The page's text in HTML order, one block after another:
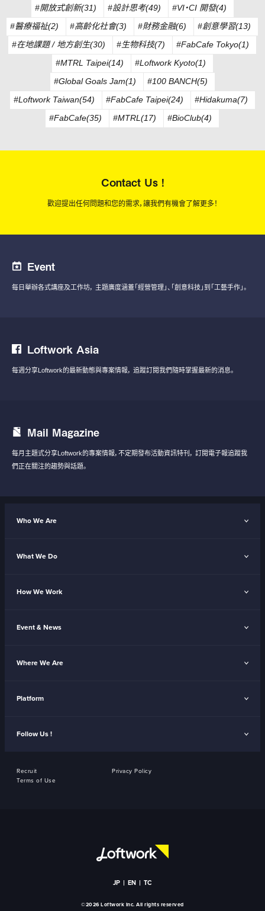
#開放式創新(31)
#設計思考(49)
#VI・CI 開發(4)
#醫療福祉(2)
#高齡化社會(3) #財務金融(6)
#創意學習(13)
#在地課題 / 地方創生(30)
#生物科技(7)
#FabCafe Tokyo(1)
#MTRL Taipei(14)
#Loftwork Kyoto(1)
#Global Goals Jam(1)
#100 BANCH(5)
#Loftwork Taiwan(54)
#FabCafe Taipei(24)
#Hidakuma(7)
#FabCafe(35)
#MTRL(17) #BioClub(4)
Contact Us !
歡迎提出任何問題和您的需求，讓我們有機會了解更多！
Event
每日舉辦各式講座及工作坊， 主題廣度涵蓋「經營管理」、「創意科技」到「工藝手作」。
Loftwork Asia
每週分享Loftwork的最新動態與專案情報， 追蹤訂閱我們隨時掌握最新的消息。
Mail Magazine
每月主題式分享Loftwork的專案情報，不定期發布活動資訊特刊， 訂閱電子報追蹤我
們正在關注的趨勢與話題。
Who We Are
What We Do
How We Work
Event & News
Where We Are
Platform
Follow Us !
Recruit
Privacy Policy
Terms of Use
JP EN TC
©2026 Loftwork Inc. All rights reserved